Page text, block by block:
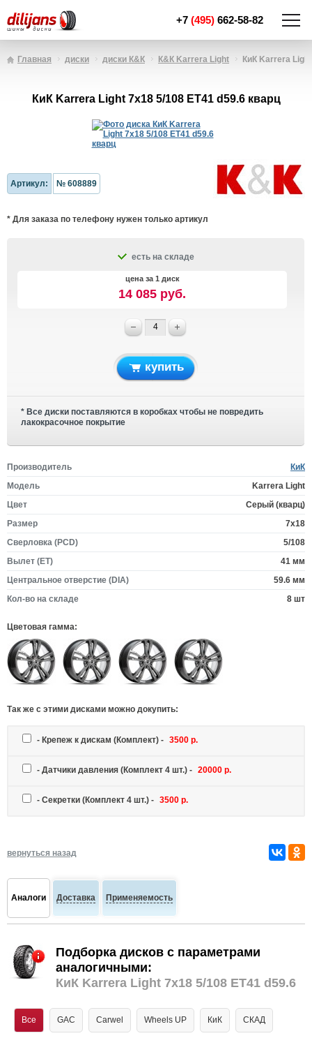
+7 (495) 662-58-82
Главная диски диски К&К К&К Karrera Light КиК Karrera
КиК Karrera Light 7x18 5/108 ET41 d59.6 кварц
Артикул: № 608889
* Для заказа по телефону нужен только артикул
есть на складе
цена за 1 диск
14 085 руб.
купить
* Все диски поставляются в коробках чтобы не повредить
лакокрасочное покрытие
Производитель
КиК
Модель
Karrera Light
Цвет
Серый (кварц)
Размер
7x18
Сверловка (PCD)
5/108
Вылет (ET)
41 мм
Центральное отверстие (DIA)
59.6 мм
Кол-во на складе
8 шт
Цветовая гамма:
Так же c этими дисками можно докупить:
- Крепеж к дискам (Комплект) - 3500 р.
- Датчики давления (Комплект 4 шт.) - 20000 р.
- Секретки (Комплект 4 шт.) - 3500 р.
вернуться назад
Аналоги Доставка Применяемость
Подборка дисков с параметрами
аналогичными:
КиК Karrera Light 7x18 5/108 ET41 d59.6
Все GAC Carwel Wheels UP КиК СКАД